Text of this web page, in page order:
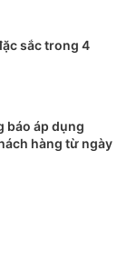
sắc trong 4
báo áp dụng
hàng từ ngày